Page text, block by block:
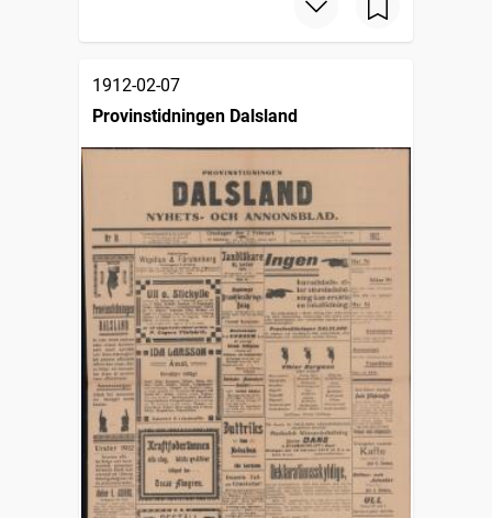
1912-02-07
Provinstidningen Dalsland